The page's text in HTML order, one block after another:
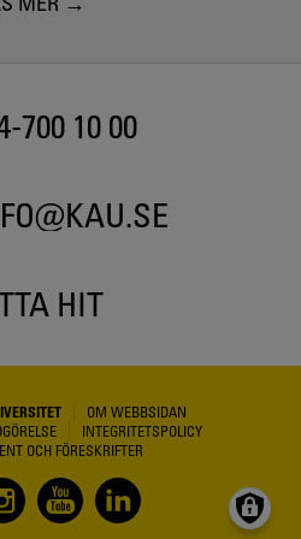
700 10 00
HIT
OM WEBBSIDAN
INTEGRITETSPOLICY
OCH FÖRESKRIFTER